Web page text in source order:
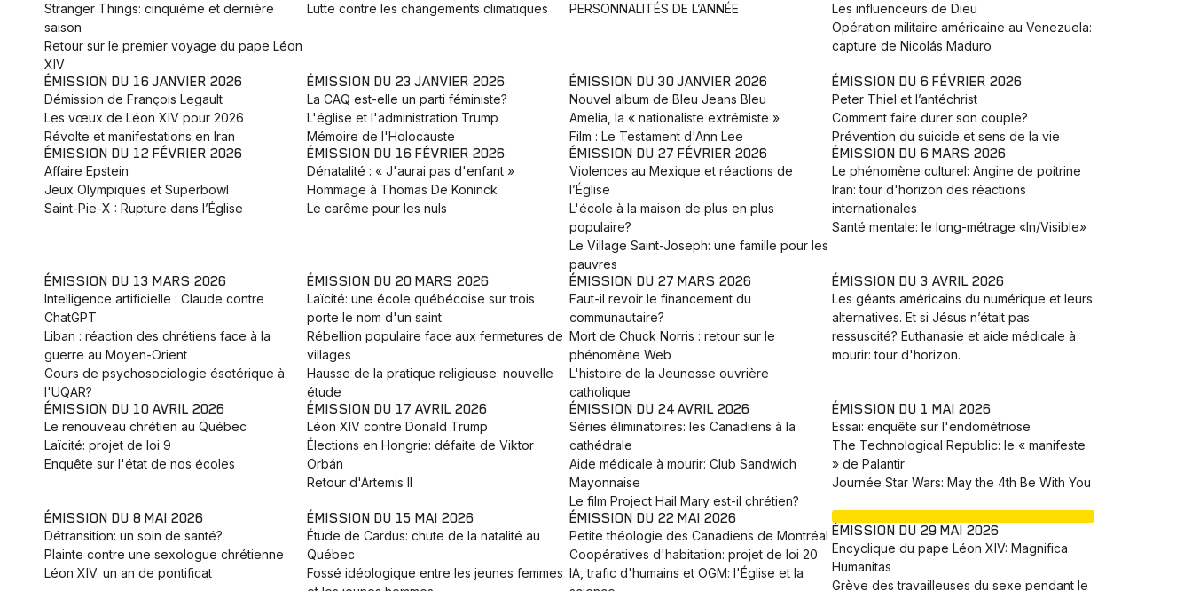
Stranger Things: cinquième et dernière
saison
Retour sur le premier voyage du pape Léon
XIV
Lutte contre les changements climatiques
PERSONNALITÉS DE L’ANNÉE
Les influenceurs de Dieu
Opération militaire américaine au Venezuela:
capture de Nicolás Maduro
ÉMISSION DU 16 JANVIER 2026
Démission de François Legault
Les vœux de Léon XIV pour 2026
Révolte et manifestations en Iran
ÉMISSION DU 23 JANVIER 2026
La CAQ est-elle un parti féministe?
L'église et l'administration Trump
Mémoire de l'Holocauste
ÉMISSION DU 30 JANVIER 2026
Nouvel album de Bleu Jeans Bleu
Amelia, la « nationaliste extrémiste »
Film : Le Testament d'Ann Lee
ÉMISSION DU 6 FÉVRIER 2026
Peter Thiel et l’antéchrist
Comment faire durer son couple?
Prévention du suicide et sens de la vie
ÉMISSION DU 12 FÉVRIER 2026
Affaire Epstein
Jeux Olympiques et Superbowl
Saint-Pie-X : Rupture dans l’Église
ÉMISSION DU 16 FÉVRIER 2026
Dénatalité : « J'aurai pas d'enfant »
Hommage à Thomas De Koninck
Le carême pour les nuls
ÉMISSION DU 27 FÉVRIER 2026
Violences au Mexique et réactions de
l’Église
L'école à la maison de plus en plus
populaire?
Le Village Saint-Joseph: une famille pour les
pauvres
ÉMISSION DU 6 MARS 2026
Le phénomène culturel: Angine de poitrine
Iran: tour d'horizon des réactions
internationales
Santé mentale: le long-métrage «In/Visible»
ÉMISSION DU 13 MARS 2026
Intelligence artificielle : Claude contre
ChatGPT
Liban : réaction des chrétiens face à la
guerre au Moyen-Orient
Cours de psychosociologie ésotérique à
l'UQAR?
ÉMISSION DU 20 MARS 2026
Laïcité: une école québécoise sur trois
porte le nom d'un saint
Rébellion populaire face aux fermetures de
villages
Hausse de la pratique religieuse: nouvelle
étude
ÉMISSION DU 27 MARS 2026
Faut-il revoir le financement du
communautaire?
Mort de Chuck Norris : retour sur le
phénomène Web
L'histoire de la Jeunesse ouvrière
catholique
ÉMISSION DU 3 AVRIL 2026
Les géants américains du numérique et leurs
alternatives. Et si Jésus n’était pas
ressuscité? Euthanasie et aide médicale à
mourir: tour d'horizon.
ÉMISSION DU 10 AVRIL 2026
Le renouveau chrétien au Québec
Laïcité: projet de loi 9
Enquête sur l'état de nos écoles
ÉMISSION DU 17 AVRIL 2026
Léon XIV contre Donald Trump
Élections en Hongrie: défaite de Viktor
Orbán
Retour d'Artemis II
ÉMISSION DU 24 AVRIL 2026
Séries éliminatoires: les Canadiens à la
cathédrale
Aide médicale à mourir: Club Sandwich
Mayonnaise
Le film Project Hail Mary est-il chrétien?
ÉMISSION DU 1 MAI 2026
Essai: enquête sur l'endométriose
The Technological Republic: le « manifeste
» de Palantir
Journée Star Wars: May the 4th Be With You
ÉMISSION DU 8 MAI 2026
Détransition: un soin de santé?
Plainte contre une sexologue chrétienne
Léon XIV: un an de pontificat
ÉMISSION DU 15 MAI 2026
Étude de Cardus: chute de la natalité au
Québec
Fossé idéologique entre les jeunes femmes
ÉMISSION DU 22 MAI 2026
Petite théologie des Canadiens de Montréal
Coopératives d'habitation: projet de loi 20
IA, trafic d'humains et OGM: l'Église et la
ÉMISSION DU 29 MAI 2026
Encyclique du pape Léon XIV: Magnifica
Humanitas
Grève des travailleuses du sexe pendant le